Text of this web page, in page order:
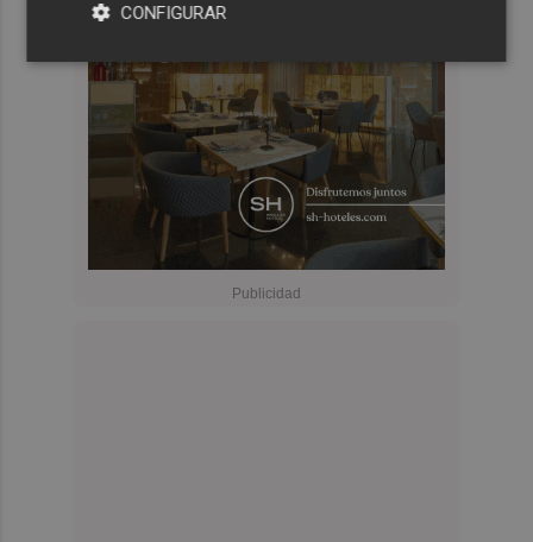
CONFIGURAR